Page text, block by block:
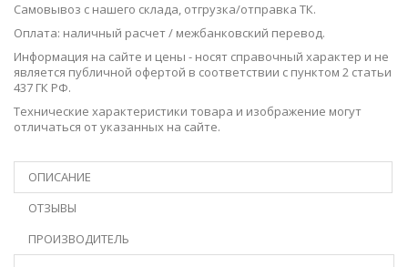
Самовывоз с нашего склада, отгрузка/отправка ТК.
Оплата: наличный расчет / межбанковский перевод.
Информация на сайте и цены - носят справочный характер и не
является публичной офертой в соответствии с пунктом 2 статьи
437 ГК РФ.
Технические характеристики товара и изображение могут
отличаться от указанных на сайте.
ОПИСАНИЕ
ОТЗЫВЫ
ПРОИЗВОДИТЕЛЬ